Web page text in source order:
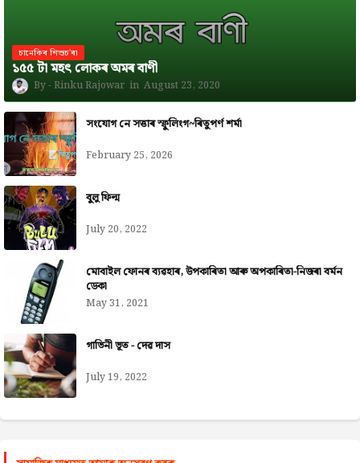
চানেকিৰ শিশুচ'ৰা
১৫৫ টা মহৎ লোকৰ অমৰ বাণী
Rinku Rajowar August 23, 2020
সংযোগ নে সত্তাৰ স্ফুলিংগ~ৰিতুপৰ্ণ শৰ্মা
February 25, 2026
বুলু ফিল্ম
July 20, 2022
মোবাইল ফোনৰ ব্যৱহাৰ, উপকাৰিতা আৰু অপকাৰিতা-নিজৰা বৰ্মন
ডেকা
May 31, 2021
গাভিনী ভূত - দেৱ দাস
July 19, 2022